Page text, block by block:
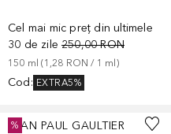
Cel mai mic preț din ultimele
30 de zile 250,00 RON
150 ml (1,28 RON / 1 ml )
Cod: EXTRA5%
JEAN PAUL GAULTIER
%